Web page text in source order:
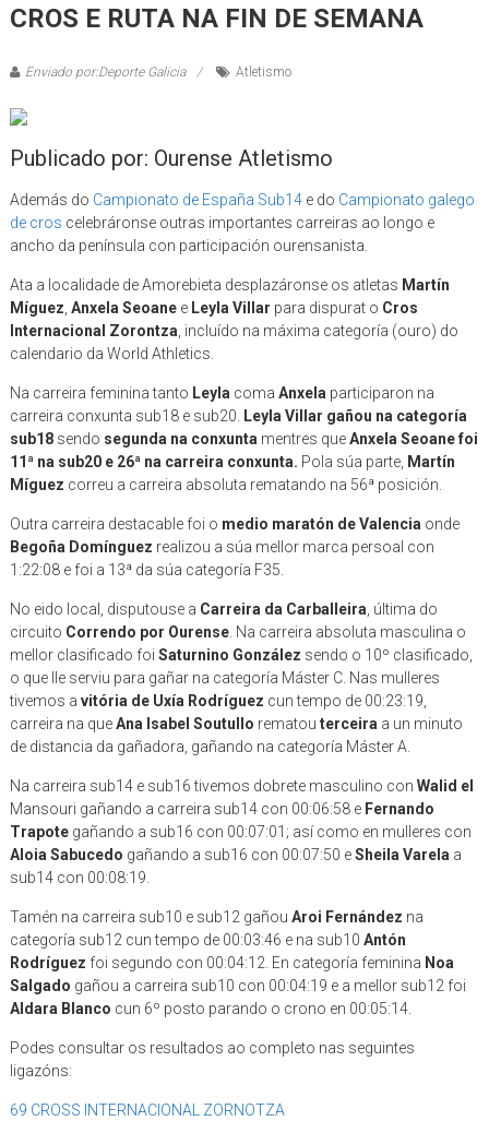
CROS E RUTA NA FIN DE SEMANA
Enviado por:Deporte Galicia Atletismo
Publicado por: Ourense Atletismo
Además do Campionato de España Sub14e do Campionato galego
de cros celebráronse outras importantes carreiras ao longo e
ancho da península con participación ourensanista.
Ata a localidade de Amorebieta desplazáronse os atletas Martín
Míguez Anxela Seoanee Leyla Villar para dispurat o Cros
Internacional Zorontza , incluído na máxima categoría (ouro) do
calendario da World Athletics.
Na carreira feminina tanto Leyla coma Anxela participaron na
carreira conxunta sub18 e sub20.
Leyla Villar gañou na categoría
sub18sendo segunda na conxunta mentres queAnxela Seoane foi
11ª na sub20 e 26ª na carreira conxunta. Pola súa parte, Martín
Míguez correu a carreira absoluta rematando na 56ª posición.
Outra carreira destacable foi o medio maratón de Valencia onde
Begoña Domínguez realizou a súa mellor marca persoal con
1:22:08 e foi a 13ª da súa categoría F35.
No eido local, disputouse a Carreira da Carballeira , última do
circuito Correndo por Ourense. Na carreira absoluta masculina o
mellor clasificado foi Saturnino González sendo o 10º clasificado,
o que lle serviu para gañar na categoría Máster C. Nas mulleres
tivemos a vitória de Uxía Rodríguez cun tempo de 00:23:19,
carreira na queAna Isabel Soutullo rematou terceira a un minuto
de distancia da gañadora, gañando na categoría Máster A.
Na carreira sub14 e sub16 tivemos dobrete masculino con Walid el
Mansouri gañando a carreira sub14 con 00:06:58 e Fernando
Trapote gañando a sub16 con 00:07:01; así como en mulleres con
Aloia Sabucedo gañando a sub16 con 00:07:50 eSheila Varela a
sub14 con 00:08:19.
Tamén na carreira sub10 e sub12 gañou Aroi Fernández na
categoría sub12 cun tempo de 00:03:46 e na sub10 Antón
Rodríguez foi segundo con 00:04:12. En categoría feminina Noa
Salgado gañou a carreira sub10 con 00:04:19 e a mellor sub12 foi
Aldara Blanco cun 6º posto parando o crono en 00:05:14.
Podes consultar os resultados ao completo nas seguintes
ligazóns:
69 CROSS INTERNACIONAL ZORNOTZA